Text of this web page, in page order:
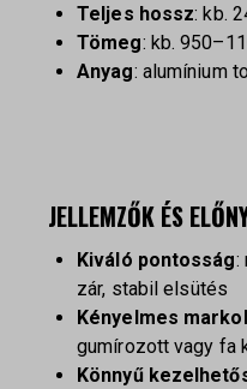
Teljes hossz: kb.
Tömeg: kb.
Anyag: alumínium
JELLEMZŐK ÉS
Kiváló pontosság:
zár, stabil elsütés
Kényelmes
gumírozott vagy fa
Könnyű